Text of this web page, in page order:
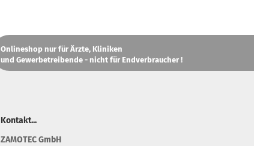
Onlineshop nur für Ärzte, Kliniken
und Gewerbetreibende - nicht für Endverbraucher !
Kontakt...
ZAMOTEC GmbH